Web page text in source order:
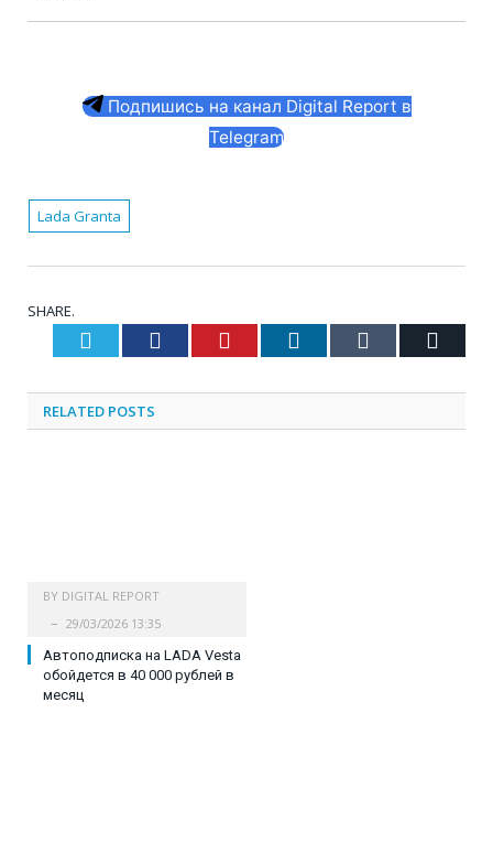
Подпишись на канал Digital Report в
Telegram
Lada Granta
SHARE.
Twitter Facebook Pinterest LinkedIn Tumblr
RELATED POSTS
BY DIGITAL REPORT
29/03/2026 13:35
Автоподписка на LADA Vesta
обойдется в 40 000 рублей в
месяц